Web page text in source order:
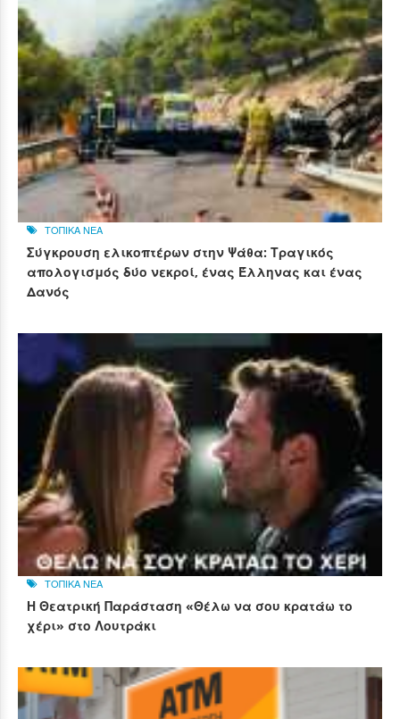
ΤΟΠΙΚΑ ΝΕΑ
Σύγκρουση ελικοπτέρων στην Ψάθα: Τραγικός
απολογισμός δύο νεκροί, ένας Έλληνας και ένας
Δανός
ΤΟΠΙΚΑ ΝΕΑ
Η Θεατρική Παράσταση «Θέλω να σου κρατάω το
χέρι» στο Λουτράκι